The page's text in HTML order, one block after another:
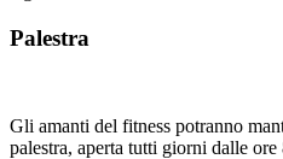
Palestra
Gli amanti del fitness potranno
palestra, aperta tutti giorni dalle